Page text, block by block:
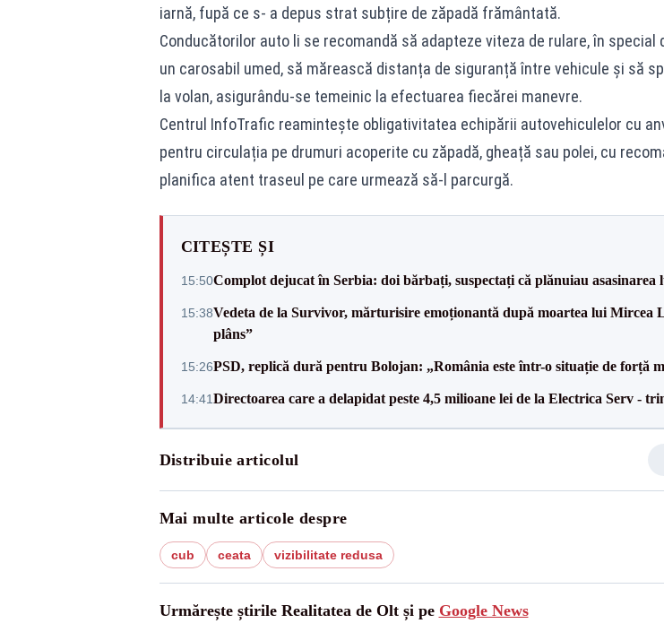
iarnă, fupă ce s- a depus strat subțire de zăpadă frământată.
Conducătorilor auto li se recomandă să adapteze viteza de rulare, în special
un carosabil umed, să mărească distanța de siguranță între vehicule și să
la volan, asigurându-se temeinic la efectuarea fiecărei manevre.
Centrul InfoTrafic reamintește obligativitatea echipării autovehiculelor cu
pentru circulația pe drumuri acoperite cu zăpadă, gheață sau polei, cu
planifica atent traseul pe care urmează să-l parcurgă.
CITEȘTE ȘI
15:50Complot dejucat în Serbia: doi bărbați, suspectați că plănuiau asasinarea
15:38Vedeta de la Survivor, mărturisire emoționantă după moartea lui Mircea
plâns”
15:26PSD, replică dură pentru Bolojan: „România este într-o situație de forță
14:41Directoarea care a delapidat peste 4,5 milioane lei de la Electrica Serv -
Distribuie articolul
Mai multe articole despre
cub ceata vizibilitate redusa
Urmărește știrile Realitatea de Olt și pe Google News